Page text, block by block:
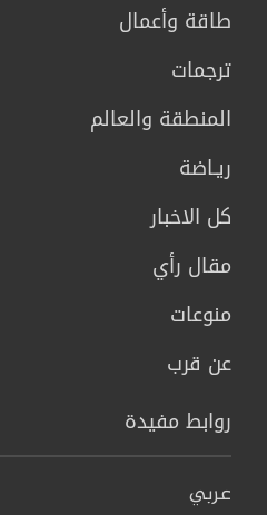
طاقة وأعمال
ترجمات
المنطقة والعالم
ريـاضة
كل الاخبار
مقال رأي
منوعات
عن قرب
روابط مفيدة
عربي